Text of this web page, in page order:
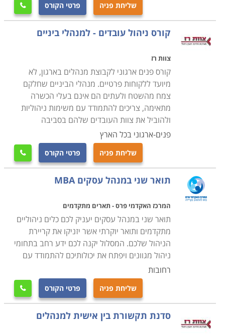
שליחת פניה פרטי הקורס 
קורס ניהול עובדים - למנהלי ביניים
צוות רז
קורס פנים ארגוני לקבוצת מנהלים בארגון, לא
מיועד ללקוחות פרטיים. מנהלי הביניים שחלקם
צמח מהשטח ולעתים הם אינם בעלי הכשרה
מתאימה, צריכים להתמודד עם משימות ניהוליות
ולהוביל את צוות העובדים שלהם בסביבה
פנים-ארגוני בכל הארץ
שליחת פניה פרטי הקורס 
תואר שני במנהל עסקים MBA
המרכז האקדמי פרס - תארים מתקדמים
תואר שני במנהל עסקים יעניק לכם כלים ניהוליים
מתקדמים ותואר יוקרתי אשר יזניקו את קריירת
הניהול שלכם. המסלול יקנה לכם ידע רחב בתחומי
ניהול מגוונים ויפתח את יכולותיכם להתמודד עם
רחובות
שליחת פניה פרטי הקורס 
סדנת תקשורת בין אישית למנהלים